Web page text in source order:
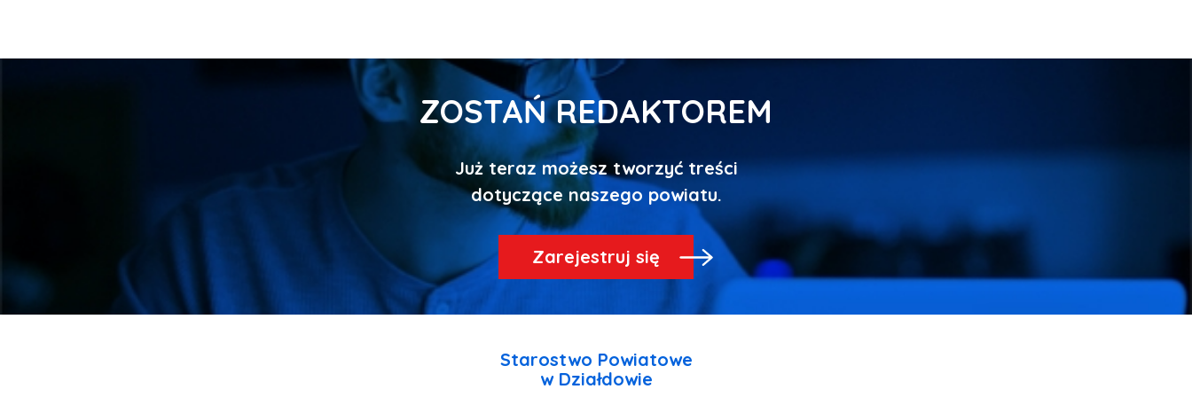
ZOSTAŃ REDAKTOREM
Już teraz możesz tworzyć treści
Zarejestruj się
Starostwo Powiatowe